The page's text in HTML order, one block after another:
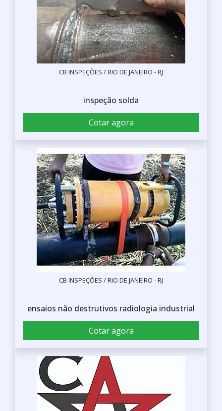
CB INSPEÇÕES / RIO DE JANEIRO - RJ
inspeção solda
Cotar agora
CB INSPEÇÕES / RIO DE JANEIRO - RJ
ensaios não destrutivos radiologia industrial
Cotar agora